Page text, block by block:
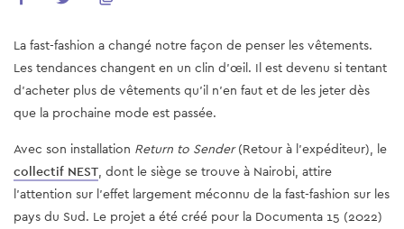
La fast-fashion a changé notre façon de penser les vêtements.
Les tendances changent en un clin d'œil. Il est devenu si tentant
d'acheter plus de vêtements qu'il n'en faut et de les jeter dès
que la prochaine mode est passée.
Avec son installation Return to Sender(Retour à l'expéditeur), le
collectif NEST, dont le siège se trouve à Nairobi, attire
l'attention sur l'effet largement méconnu de la fast-fashion sur les
pays du Sud. Le projet a été créé pour la Documenta 15 (2022)